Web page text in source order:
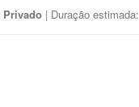
Privado | Duração estimada: